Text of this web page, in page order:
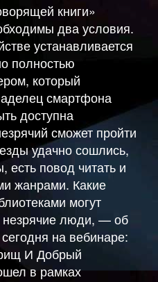
книги»
два условия.
устанавливается
полностью
который
смартфона
доступна
сможет пройти
удачно сошлись,
повод читать и
жанрами. Какие
могут
незрячие люди, — об
на вебинаре:
И Добрый
в рамках